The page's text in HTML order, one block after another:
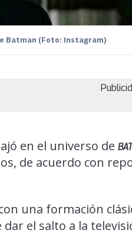
Batman (Foto: Instagram)
en el universo de
de acuerdo con
una formación
dar el salto a la